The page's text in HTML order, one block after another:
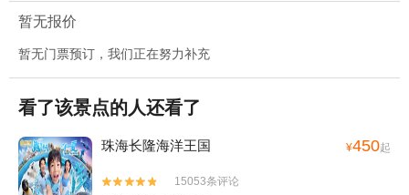
暂无报价
暂无门票预订，我们正在努力补充
看了该景点的人还看了
珠海长隆海洋王国 ¥450起


15053条评论